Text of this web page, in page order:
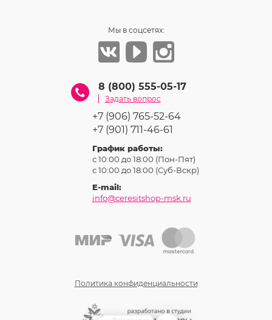
Мы в соцсетях:
8 (800) 555-05-17
Задать вопрос
+7 (906) 765-52-64
+7 (901) 711-46-61
График работы:
с 10:00 до 18:00 (Пон-Пят)
с 10:00 до 18:00 (Суб-Вcкр)
E-mail:
info@ceresitshop-msk.ru
Политика конфиденциальности